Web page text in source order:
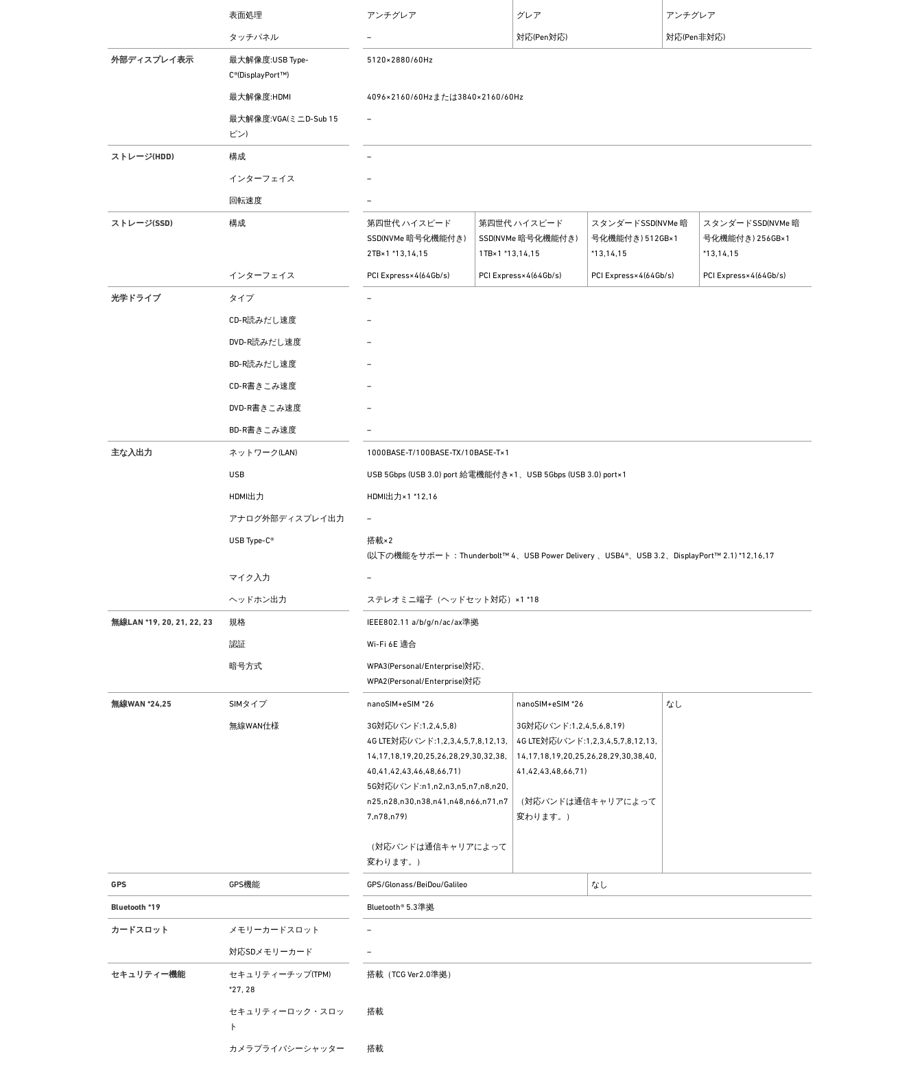
表面処理 アンチグレア グレア アンチグレア
タッチパネル – 対応(Pen対応) 対応(Pen非対応)
外部ディスプレイ表示
最大解像度:USB Type-
C®(DisplayPort™)
5120×2880/60Hz
最大解像度:HDMI 4096×2160/60Hzまたは3840×2160/60Hz
最大解像度:VGA(ミニD-Sub 15
ピン)
–
ストレージ(HDD) 構成 –
インターフェイス –
回転速度 –
ストレージ(SSD) 構成
第四世代 ハイスピード
SSD(NVMe 暗号化機能付き)
2TB×1 *13,14,15
第四世代 ハイスピード
SSD(NVMe 暗号化機能付き)
1TB×1 *13,14,15
スタンダードSSD(NVMe 暗
号化機能付き) 512GB×1
*13,14,15
スタンダードSSD(NVMe 暗
号化機能付き) 256GB×1
*13,14,15
インターフェイス PCI Express×4(64Gb/s) PCI Express×4(64Gb/s) PCI Express×4(64Gb/s) PCI Express×4(64Gb/s)
光学ドライブ タイプ –
CD-R読みだし速度 –
DVD-R読みだし速度 –
BD-R読みだし速度 –
CD-R書きこみ速度 –
DVD-R書きこみ速度 –
BD-R書きこみ速度 –
主な入出力 ネットワーク(LAN) 1000BASE-T/100BASE-TX/10BASE-T×1
USB USB 5Gbps (USB 3.0) port 給電機能付き×1、USB 5Gbps (USB 3.0) port×1
HDMI出力 HDMI出力×1 *12,16
アナログ外部ディスプレイ出力 –
USB Type-C®
搭載×2
(以下の機能をサポート：Thunderbolt™ 4、USB Power Delivery 、USB4®、USB 3.2、DisplayPort™ 2.1) *12,16,17
マイク入力 –
ヘッドホン出力 ステレオミニ端子（ヘッドセット対応）×1 *18
無線LAN *19, 20, 21, 22, 23 規格 IEEE802.11 a/b/g/n/ac/ax準拠
認証 Wi-Fi 6E 適合
暗号方式
WPA3(Personal/Enterprise)対応、
WPA2(Personal/Enterprise)対応
無線WAN *24,25 SIMタイプ nanoSIM+eSIM *26 nanoSIM+eSIM *26 なし
無線WAN仕様
3G対応(バンド:1,2,4,5,8)
4G LTE対応(バンド:1,2,3,4,5,7,8,12,13,
14,17,18,19,20,25,26,28,29,30,32,38,
40,41,42,43,46,48,66,71)
5G対応(バンド:n1,n2,n3,n5,n7,n8,n20,
n25,n28,n30,n38,n41,n48,n66,n71,n7
7,n78,n79)
（対応バンドは通信キャリアによって
変わります。）
3G対応(バンド:1,2,4,5,6,8,19)
4G LTE対応(バンド:1,2,3,4,5,7,8,12,13,
14,17,18,19,20,25,26,28,29,30,38,40,
41,42,43,48,66,71)
（対応バンドは通信キャリアによって
変わります。）
GPS GPS機能 GPS/Glonass/BeiDou/Galileo なし
Bluetooth *19 Bluetooth® 5.3準拠
カードスロット メモリーカードスロット –
対応SDメモリーカード –
セキュリティー機能
セキュリティーチップ(TPM)
*27, 28
搭載（TCG Ver2.0準拠）
セキュリティーロック・スロッ
ト
搭載
カメラプライバシーシャッター 搭載